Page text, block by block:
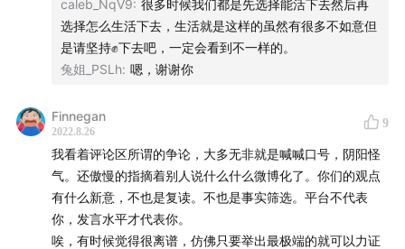
caleb_NqV9: 很多时候我们都是先选择能活下去然后再
选择怎么生活下去，生活就是这样的虽然有很多不如意但
是请坚持✊下去吧，一定会看到不一样的。
兔姐_PSLh: 嗯，谢谢你
Finnegan
2022.8.26
9
我看着评论区所谓的争论，大多无非就是喊喊口号，阴阳怪
气。还傲慢的指摘着别人说什么什么微博化了。你们的观点
有什么新意，不也是复读。不也是事实筛选。平台不代表
你，发言水平才代表你。
唉，有时候觉得很离谱，仿佛只要举出最极端的就可以力证